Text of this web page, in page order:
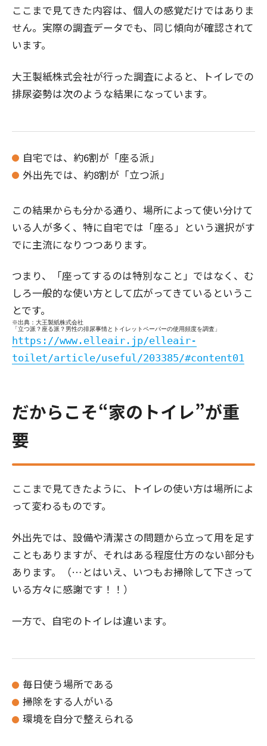
ここまで見てきた内容は、個人の感覚だけではありま
せん。実際の調査データでも、同じ傾向が確認されて
います。
大王製紙株式会社が行った調査によると、トイレでの
排尿姿勢は次のような結果になっています。
自宅では、約6割が「座る派」
外出先では、約8割が「立つ派」
この結果からも分かる通り、場所によって使い分けて
いる人が多く、特に自宅では「座る」という選択がす
でに主流になりつつあります。
つまり、「座ってするのは特別なこと」ではなく、む
しろ一般的な使い方として広がってきているというこ
とです。
※出典：大王製紙株式会社
「立つ派？座る派？男性の排尿事情とトイレットペーパーの使用頻度を調査」
https://www.elleair.jp/elleair-
toilet/article/useful/203385/#content01
だからこそ“家のトイレ”が重
要
ここまで見てきたように、トイレの使い方は場所によ
って変わるものです。
外出先では、設備や清潔さの問題から立って用を足す
こともありますが、それはある程度仕方のない部分も
あります。（…とはいえ、いつもお掃除して下さって
いる方々に感謝です！！）
一方で、自宅のトイレは違います。
毎日使う場所である
掃除をする人がいる
環境を自分で整えられる